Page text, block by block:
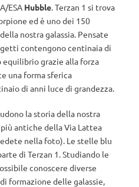
ESA Hubble. Terzan 1 si trova
ed è uno dei 150
nostra galassia. Pensate
contengono centinaia di
grazie alla forza
una forma sferica
di anni luce di grandezza.
la storia della nostra
antiche della Via Lattea
nella foto). Le stelle blu
di Terzan 1. Studiando le
conoscere diverse
formazione delle galassie,